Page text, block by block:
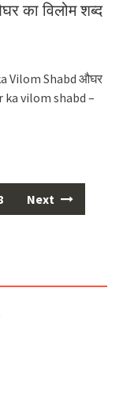
का विलोम शब्द
Vilom Shabd औघर
ka vilom shabd –
Next